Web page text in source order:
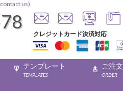
us)
クレジットカード決済対応
テンプレート
TEMPLATES
ご注文
ORDER